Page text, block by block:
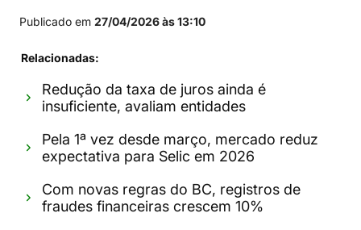
Publicado em 27/04/2026 às 13:10
Relacionadas:
Redução da taxa de juros ainda é
insuficiente, avaliam entidades
Pela 1ª vez desde março, mercado reduz
expectativa para Selic em 2026
Com novas regras do BC, registros de
fraudes financeiras crescem 10%